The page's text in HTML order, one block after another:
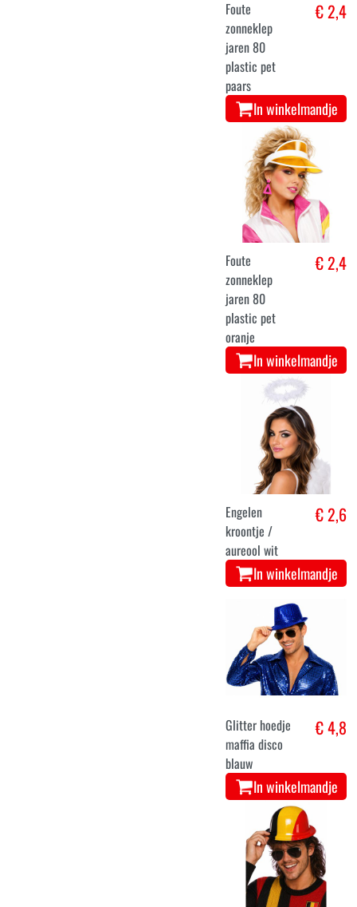
Foute
zonneklep
jaren 80
plastic pet
paars
€ 2,4
In winkelmandje
Foute
zonneklep
jaren 80
plastic pet
oranje
€ 2,4
In winkelmandje
Engelen
kroontje /
aureool wit
€ 2,6
In winkelmandje
Glitter hoedje
maffia disco
blauw
€ 4,8
In winkelmandje